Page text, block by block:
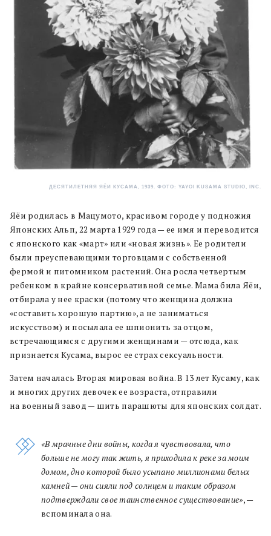
ДЕСЯТИЛЕТНЯЯ ЯЁИ КУСАМА, 1939. ФОТО: YAYOI KUSAMA STUDIO, INC.
Яёи родилась в Мацумото, красивом городе у подножия
Японских Альп, 22 марта 1929 года — ее имя и переводится
с японского как «март» или «новая жизнь». Ее родители
были преуспевающими торговцами с собственной
фермой и питомником растений. Она росла четвертым
ребенком в крайне консервативной семье. Мама била Яёи,
отбирала у нее краски (потому что женщина должна
«составить хорошую партию», а не заниматься
искусством) и посылала ее шпионить за отцом,
встречающимся с другими женщинами — отсюда, как
признается Кусама, вырос ее страх сексуальности.
Затем началась Вторая мировая война. В 13 лет Кусаму, как
и многих других девочек ее возраста, отправили
на военный завод — шить парашюты для японских солдат.
«В мрачные дни войны, когда я чувствовала, что
больше не могу так жить, я приходила к реке за моим
домом, дно которой было усыпано миллионами белых
камней — они сияли под солнцем и таким образом
подтверждали свое таинственное существование», —
вспоминала она.